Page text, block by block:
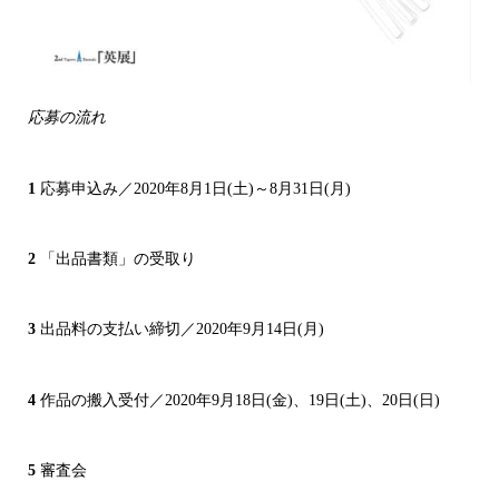
応募の流れ
1 応募申込み／2020年8月1日(土)～8月31日(月)
2「出品書類」の受取り
3出品料の支払い締切／2020年9月14日(月)
4作品の搬入受付／2020年9月18日(金)、19日(土)、20日(日)
5審査会